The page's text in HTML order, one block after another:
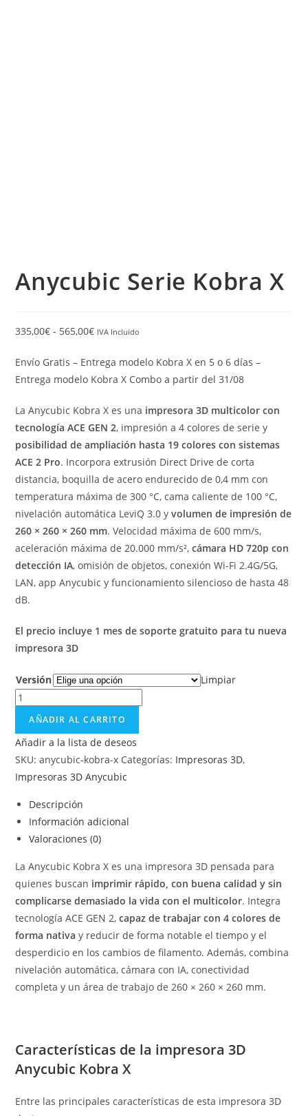
Anycubic Serie Kobra X
335,00€ - 565,00€ IVA Incluido
Envío Gratis – Entrega modelo Kobra X en 5 o 6 días –
Entrega modelo Kobra X Combo a partir del 31/08
La Anycubic Kobra X es una impresora 3D multicolor con
tecnología ACE GEN 2, impresión a 4 colores de serie y
posibilidad de ampliación hasta 19 colores con sistemas
ACE 2 Pro. Incorpora extrusión Direct Drive de corta
distancia, boquilla de acero endurecido de 0,4 mm con
temperatura máxima de 300 °C, cama caliente de 100 °C,
nivelación automática LeviQ 3.0 yvolumen de impresión de
260 × 260 × 260 mm. Velocidad máxima de 600 mm/s,
aceleración máxima de 20.000 mm/s²,cámara HD 720p con
detección IA, omisión de objetos, conexión Wi-Fi 2.4G/5G,
LAN, app Anycubic y funcionamiento silencioso de hasta 48
dB.
El precio incluye 1 mes de soporte gratuito para tu nueva
impresora 3D
Versión Limpiar
AÑADIR AL CARRITO
Añadir a la lista de deseos
SKU:anycubic-kobra-x Categorías: Impresoras 3D,
Impresoras 3D Anycubic
Descripción
Información adicional
Valoraciones (0)
La Anycubic Kobra X es una impresora 3D pensada para
quienes buscan imprimir rápido, con buena calidad y sin
complicarse demasiado la vida con el multicolor. Integra
tecnología ACE GEN 2,capaz de trabajar con 4 colores de
forma nativa y reducir de forma notable el tiempo y el
desperdicio en los cambios de filamento. Además, combina
nivelación automática, cámara con IA, conectividad
completa y un área de trabajo de 260 × 260 × 260 mm.
Características de la impresora 3D
Anycubic Kobra X
Entre las principales características de esta impresora 3D